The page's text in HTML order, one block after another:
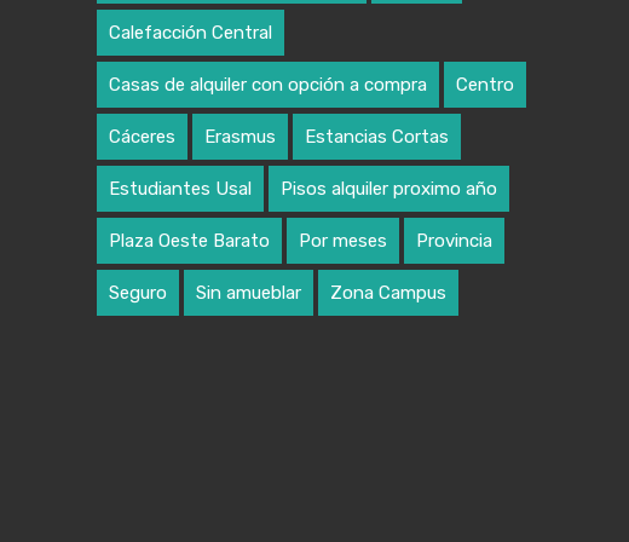
Calefacción Central
Casas de alquiler con opción a compra Centro
Cáceres Erasmus Estancias Cortas
Estudiantes Usal Pisos alquiler proximo año
Plaza Oeste Barato Por meses Provincia
Seguro Sin amueblar Zona Campus